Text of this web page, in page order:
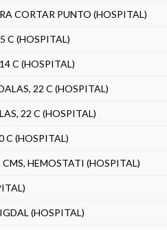
CORTAR PUNTO (HOSPITAL)
C (HOSPITAL)
C (HOSPITAL)
22 C (HOSPITAL)
22 C (HOSPITAL)
C (HOSPITAL)
HEMOSTATI (HOSPITAL)
(HOSPITAL)